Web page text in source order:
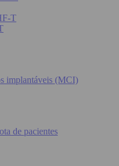
T
implantáveis (MCI)
de pacientes